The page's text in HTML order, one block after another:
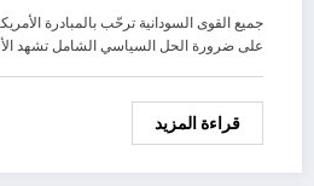
جميع القوى السودانية ترحّب بالمبادرة
على ضرورة الحل السياسي الشامل تشهد
قراءة المزيد